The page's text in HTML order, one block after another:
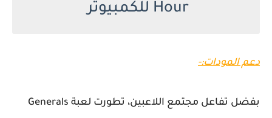
Hour للكمبيوتر
دعم المودات:-
بفضل تفاعل مجتمع اللاعبين، تطورت لعبة Generals